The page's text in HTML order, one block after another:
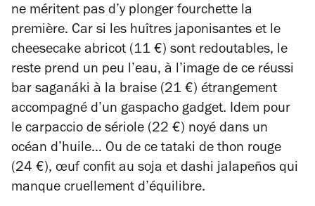
ne méritent pas d’y plonger fourchette la
première. Car si les huîtres japonisantes et le
cheesecake abricot (11 €) sont redoutables, le
reste prend un peu l’eau, à l’image de ce réussi
bar saganáki à la braise (21 €) étrangement
accompagné d’un gaspacho gadget. Idem pour
le carpaccio de sériole (22 €) noyé dans un
océan d’huile… Ou de ce tataki de thon rouge
(24 €), œuf confit au soja et dashi jalapeños qui
manque cruellement d’équilibre.